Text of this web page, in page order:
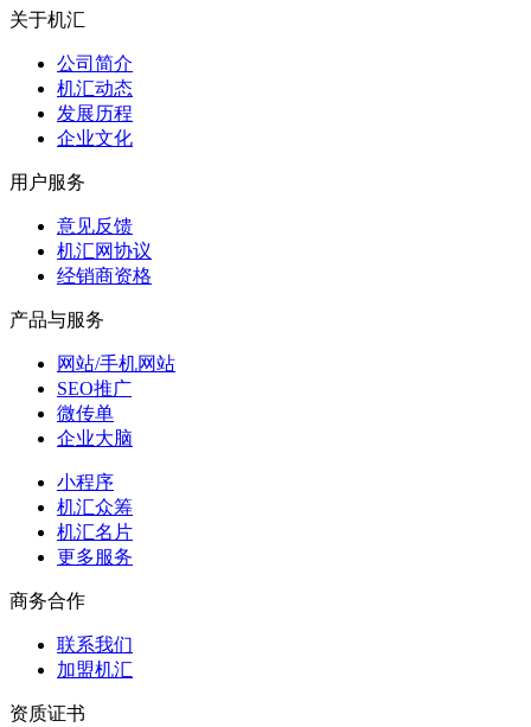
关于机汇
公司简介
机汇动态
发展历程
企业文化
用户服务
意见反馈
机汇网协议
经销商资格
产品与服务
网站/手机网站
SEO推广
微传单
企业大脑
小程序
机汇众筹
机汇名片
更多服务
商务合作
联系我们
加盟机汇
资质证书